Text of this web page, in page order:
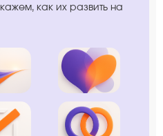
как их развить на